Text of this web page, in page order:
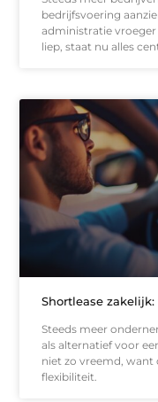
bedrijfsvoering
administratie vroeger
liep, staat nu alles
Shortlease
Steeds meer
als alternatief voor
niet zo vreemd, want
flexibiliteit.